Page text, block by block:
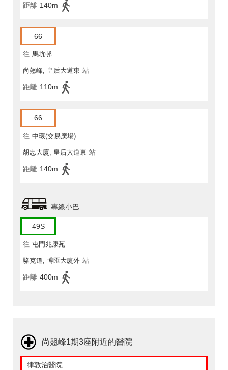
距離 140m
66
往 馬坑邨
尚翹峰, 皇后大道東 站
距離 110m
66
往 中環(交易廣場)
胡忠大廈, 皇后大道東 站
距離 140m
專線小巴
49S
往 屯門兆康苑
駱克道, 博匯大廈外 站
距離 400m
尚翹峰1期3座附近的醫院
律敦治醫院